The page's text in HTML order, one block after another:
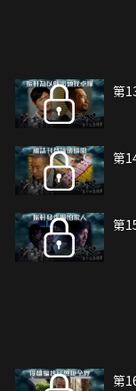
第
第
第
第